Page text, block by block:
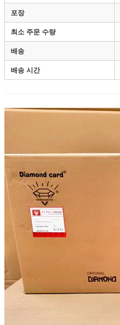
포장
최소 주문 수량
배송
배송 시간